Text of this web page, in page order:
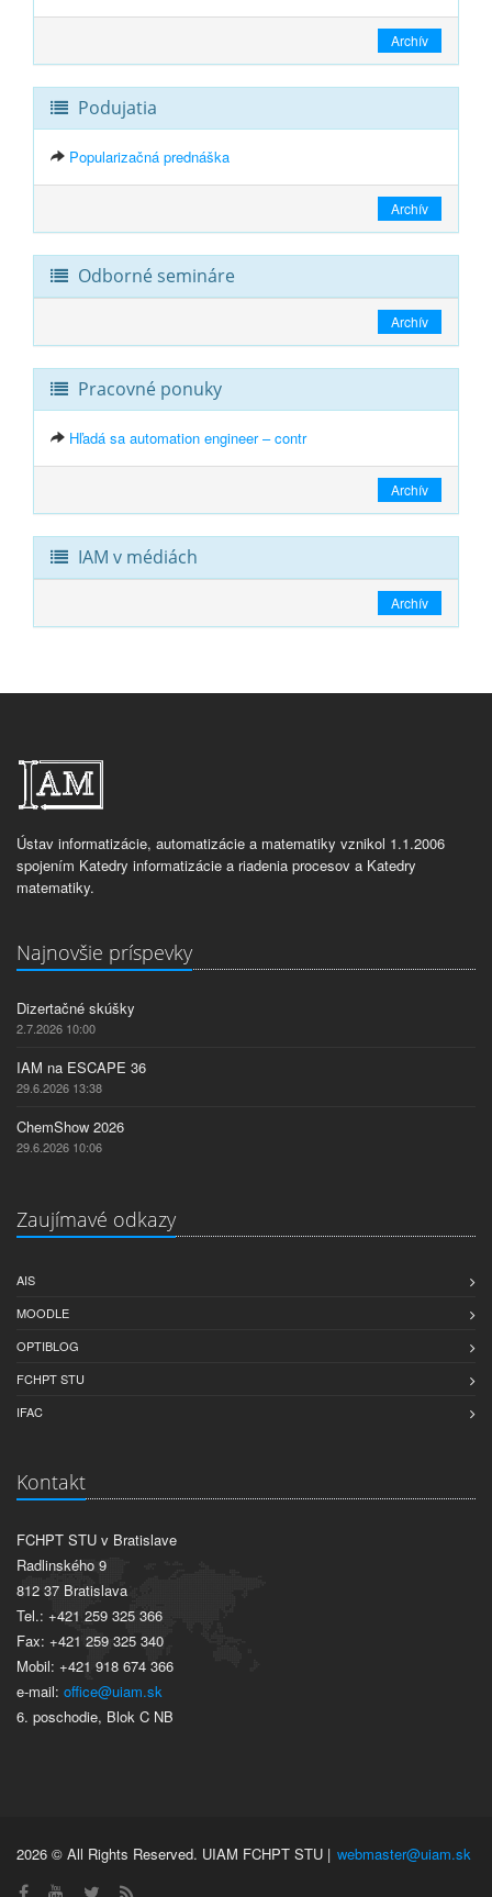
Archív
Podujatia
Popularizačná prednáška
Archív
Odborné semináre
Archív
Pracovné ponuky
Hľadá sa automation engineer – contr
Archív
IAM v médiách
Archív
Ústav informatizácie, automatizácie a matematiky vznikol 1.1.2006
spojením Katedry informatizácie a riadenia procesov a Katedry
matematiky.
Najnovšie príspevky
Dizertačné skúšky
2.7.2026 10:00
IAM na ESCAPE 36
29.6.2026 13:38
ChemShow 2026
29.6.2026 10:06
Zaujímavé odkazy
AIS
MOODLE
OPTIBLOG
FCHPT STU
IFAC
Kontakt
FCHPT STU v Bratislave
Radlinského 9
812 37 Bratislava
Tel.: +421 259 325 366
Fax: +421 259 325 340
Mobil: +421 918 674 366
e-mail: office@uiam.sk
6. poschodie, Blok C NB
2026 © All Rights Reserved. UIAM FCHPT STU | webmaster@uiam.sk